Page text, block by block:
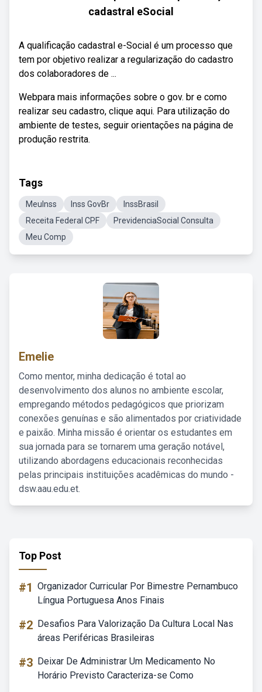
cadastral eSocial
A qualificação cadastral e-Social é um processo que
tem por objetivo realizar a regularização do cadastro
dos colaboradores de ...
Webpara mais informações sobre o gov. br e como
realizar seu cadastro, clique aqui. Para utilização do
ambiente de testes, seguir orientações na página de
produção restrita.
Tags
MeuInss Inss GovBr
InssBrasil
Receita Federal CPF
PrevidenciaSocial Consulta
Meu Comp
Emelie
Como mentor, minha dedicação é total ao
desenvolvimento dos alunos no ambiente escolar,
empregando métodos pedagógicos que priorizam
conexões genuínas e são alimentados por criatividade
e paixão. Minha missão é orientar os estudantes em
sua jornada para se tornarem uma geração notável,
utilizando abordagens educacionais reconhecidas
pelas principais instituições acadêmicas do mundo -
dsw.aau.edu.et.
Top Post
#1 Organizador Curricular Por Bimestre Pernambuco
Língua Portuguesa Anos Finais
#2 Desafios Para Valorização Da Cultura Local Nas
áreas Periféricas Brasileiras
#3 Deixar De Administrar Um Medicamento No
Horário Previsto Caracteriza-se Como